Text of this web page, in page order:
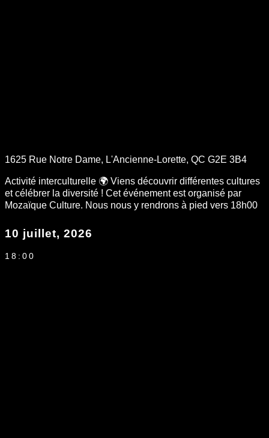
1625 Rue Notre Dame, L'Ancienne-Lorette, QC G2E 3B4
Activité interculturelle 🌍 Viens découvrir différentes cultures
et célébrer la diversité ! Cet événement est organisé par
Mozaïque Culture. Nous nous y rendrons à pied vers 18h00
10 juillet, 2026
18:00